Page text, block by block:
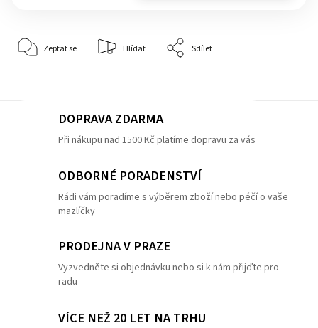
Zeptat se Hlídat Sdílet
DOPRAVA ZDARMA
Při nákupu nad 1500 Kč platíme dopravu za vás
ODBORNÉ PORADENSTVÍ
Rádi vám poradíme s výběrem zboží nebo péčí o vaše
mazlíčky
PRODEJNA V PRAZE
Vyzvedněte si objednávku nebo si k nám přijďte pro
radu
VÍCE NEŽ 20 LET NA TRHU